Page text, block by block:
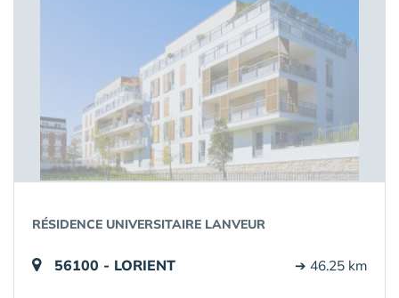
RÉSIDENCE UNIVERSITAIRE LANVEUR
56100 - LORIENT ➔ 46.25 km